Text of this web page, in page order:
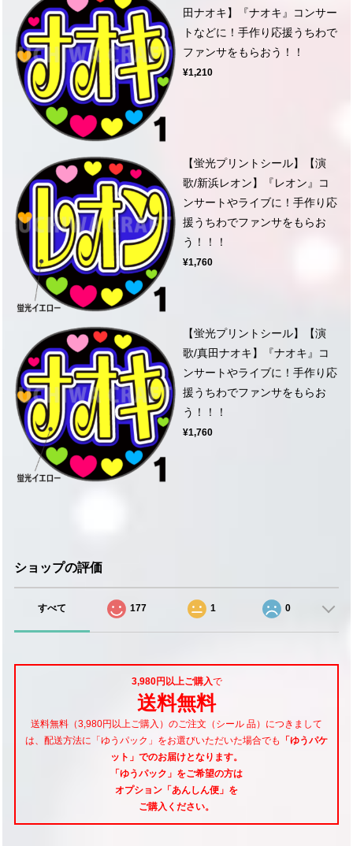
田ナオキ】『ナオキ』コンサー
トなどに！手作り応援うちわで
ファンサをもらおう！！
¥1,210
【蛍光プリントシール】【演
歌/新浜レオン】『レオン』コ
ンサートやライブに！手作り応
援うちわでファンサをもらお
う！！！
¥1,760
【蛍光プリントシール】【演
歌/真田ナオキ】『ナオキ』コ
ンサートやライブに！手作り応
援うちわでファンサをもらお
う！！！
¥1,760
ショップの評価
すべて 177 1 0
3,980円以上ご購入で
送料無料
送料無料（3,980円以上ご購入）のご注文（シール 品）につきまして
は、配送方法に「ゆうパック」をお選びいただいた場合でも
「ゆうパケ
ット」でのお届けとなります。
「ゆうパック」をご希望の方は
オプション「あんしん便」 を
ご購入ください。